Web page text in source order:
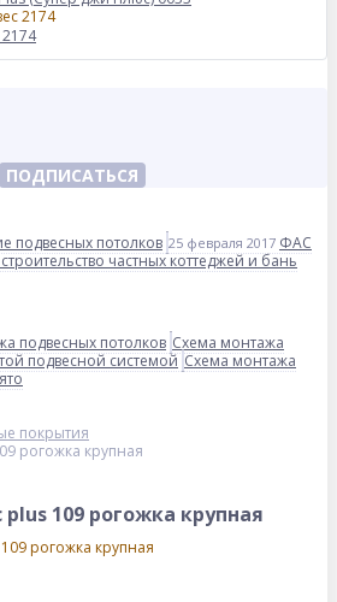
ПОДПИСАТЬСЯ
подвесных потолков 25 февраля 2017 ФАС
частных коттеджей и бань
подвесных потолков Схема монтажа
подвесной системой Схема монтажа
покрытия
рогожка крупная
109 рогожка крупная